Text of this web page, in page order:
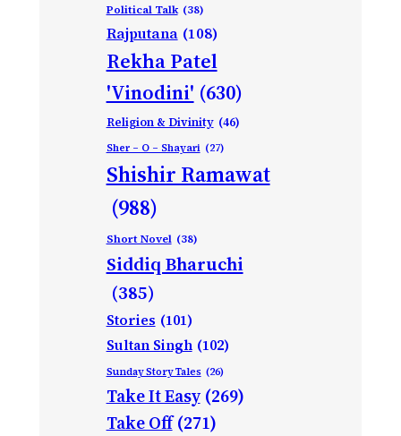
Political Talk (38)
Rajputana (108)
Rekha Patel
'Vinodini' (630)
Religion & Divinity (46)
Sher – O – Shayari (27)
Shishir Ramawat
(988)
Short Novel (38)
Siddiq Bharuchi
(385)
Stories (101)
Sultan Singh (102)
Sunday Story Tales (26)
Take It Easy (269)
Take Off (271)